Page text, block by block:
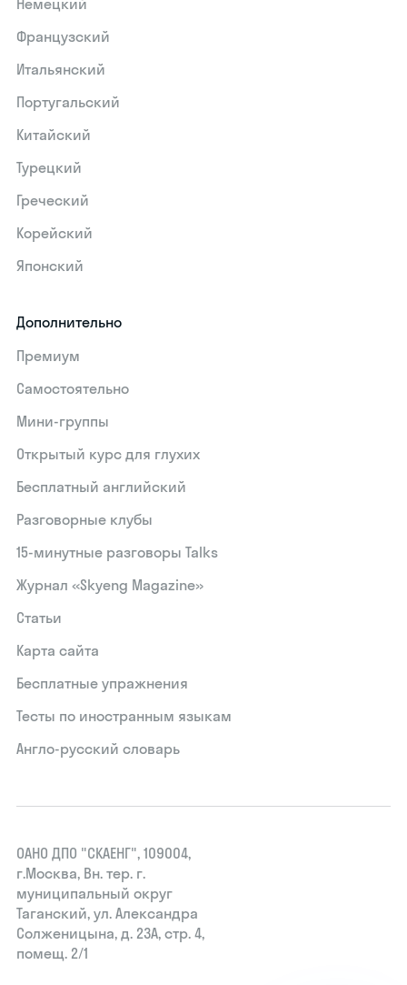
Французский
Итальянский
Португальский
Китайский
Турецкий
Греческий
Корейский
Японский
Дополнительно
Премиум
Самостоятельно
Мини-группы
Открытый курс для глухих
Бесплатный английский
Разговорные клубы
15‑минутные разговоры Talks
Журнал «Skyeng Magazine»
Статьи
Карта сайта
Бесплатные упражнения
Тесты по иностранным языкам
Англо-русский словарь
ОАНО ДПО "СКАЕНГ", 109004,
г.Москва, Вн. тер. г.
муниципальный округ
Таганский, ул. Александра
Солженицына, д. 23А, стр. 4,
помещ. 2/1